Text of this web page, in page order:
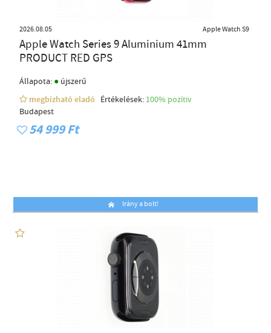
2026.08.05 Apple Watch S9
Apple Watch Series 9 Aluminium 41mm
PRODUCT RED GPS
Állapota: ● újszerű
megbízható eladó
Értékelések: 100% pozítiv
Budapest
54 999 Ft
Irány a bolt!